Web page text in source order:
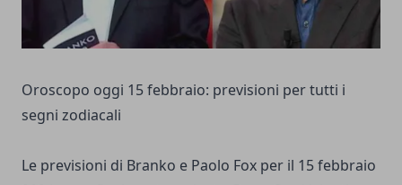
Oroscopo oggi 15 febbraio: previsioni per tutti i
segni zodiacali
Le previsioni di Branko e Paolo Fox per il 15 febbraio